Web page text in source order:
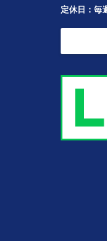
定休日： 毎